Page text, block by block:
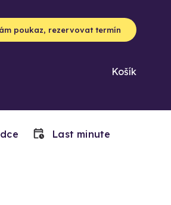
poukaz, rezervovat termín
Košík
Last minute